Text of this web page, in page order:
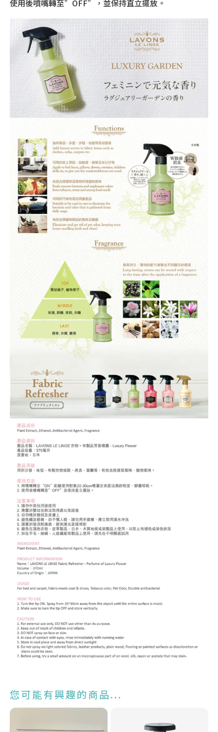
使用後噴嘴轉至”OFF”，並保持直立擺放。
您可能有興趣的商品...